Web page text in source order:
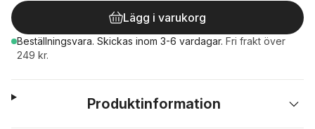
Lägg i varukorg
Beställningsvara. Skickas inom 3-6 vardagar. Fri frakt över
249 kr.
Produktinformation